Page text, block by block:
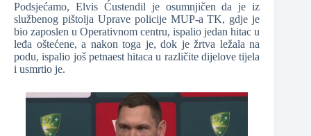
Podsjećamo, Elvis Ćustendil je osumnjičen da je iz
službenog pištolja Uprave policije MUP-a TK, gdje je
bio zaposlen u Operativnom centru, ispalio jedan hitac u
leđa oštećene, a nakon toga je, dok je žrtva ležala na
podu, ispalio još petnaest hitaca u različite dijelove tijela
i usmrtio je.